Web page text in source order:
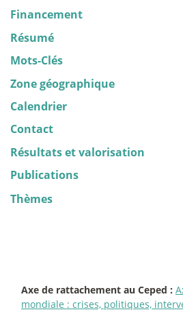
Financement
Résumé
Mots-Clés
Zone géographique
Calendrier
Contact
Résultats et valorisation
Publications
Thèmes
Axe de rattachement au Ceped :
mondiale : crises, politiques,